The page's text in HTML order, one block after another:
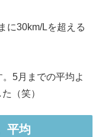
に30km/Lを超える
5月までの平均よ
（笑）
平均